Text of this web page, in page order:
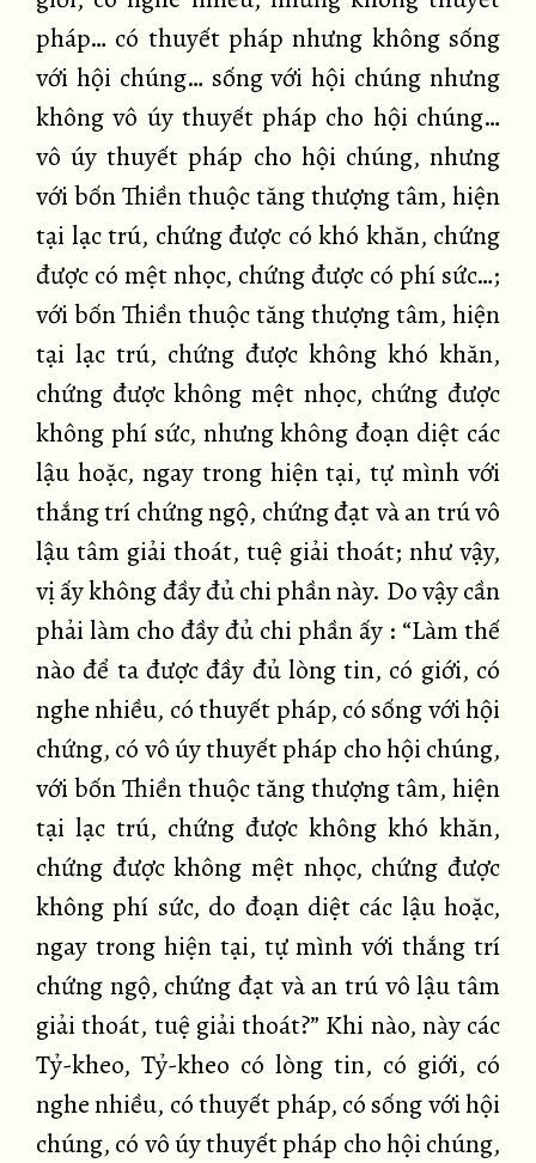
pháp… có thuyết pháp nhưng không sống
với hội chúng… sống với hội chúng nhưng
không vô úy thuyết pháp cho hội chúng…
vô úy thuyết pháp cho hội chúng, nhưng
với bốn Thiền thuộc tăng thượng tâm, hiện
tại lạc trú, chứng được có khó khăn, chứng
được có mệt nhọc, chứng được có phí sức…;
với bốn Thiền thuộc tăng thượng tâm, hiện
tại lạc trú, chứng được không khó khăn,
chứng được không mệt nhọc, chứng được
không phí sức, nhưng không đoạn diệt các
lậu hoặc, ngay trong hiện tại, tự mình với
thắng trí chứng ngộ, chứng đạt và an trú vô
lậu tâm giải thoát, tuệ giải thoát; như vậy,
vị ấy không đầy đủ chi phần này. Do vậy cần
phải làm cho đầy đủ chi phần ấy : “Làm thế
nào để ta được đầy đủ lòng tin, có giới, có
nghe nhiều, có thuyết pháp, có sống với hội
chứng, có vô úy thuyết pháp cho hội chúng,
với bốn Thiền thuộc tăng thượng tâm, hiện
tại lạc trú, chứng được không khó khăn,
chứng được không mệt nhọc, chứng được
không phí sức, do đoạn diệt các lậu hoặc,
ngay trong hiện tại, tự mình với thắng trí
chứng ngộ, chứng đạt và an trú vô lậu tâm
giải thoát, tuệ giải thoát?” Khi nào, này các
Tỷ-kheo, Tỷ-kheo có lòng tin, có giới, có
nghe nhiều, có thuyết pháp, có sống với hội
chúng, có vô úy thuyết pháp cho hội chúng,